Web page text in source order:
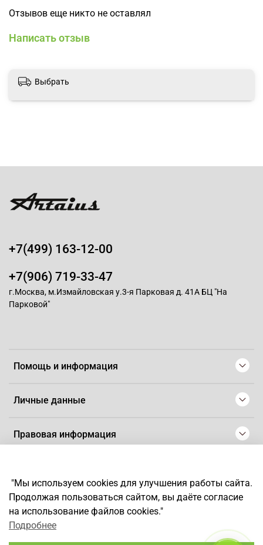
Отзывов еще никто не оставлял
Написать отзыв
Выбрать
Помощь и информация
Личные данные
Правовая информация
+7(499) 163-12-00
+7(906) 719-33-47
г.Москва, м.Измайловская у.3-я Парковая д. 41А БЦ "На
Парковой"
*Любое использование контента без письменного разрешения
запрещено
"Мы используем cookies для улучшения работы сайта.
Продолжая пользоваться сайтом, вы даёте согласие
на использование файлов cookies."
Подробнее